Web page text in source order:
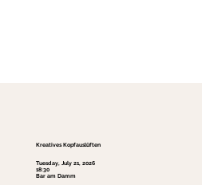
Kreatives Kopfauslüften
Tuesday, July 21, 2026
18:30
Bar am Damm